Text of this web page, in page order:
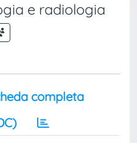
e radiologia
completa